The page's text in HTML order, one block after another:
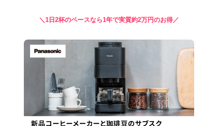
＼1日2杯のペースなら1年で実質約2万円のお得／